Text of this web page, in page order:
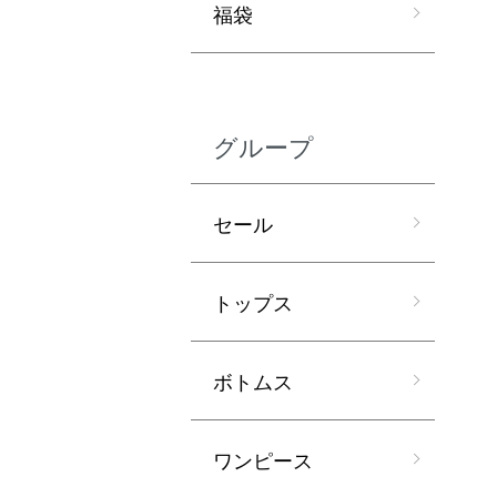
福袋
グループ
セール
トップス
ボトムス
ワンピース